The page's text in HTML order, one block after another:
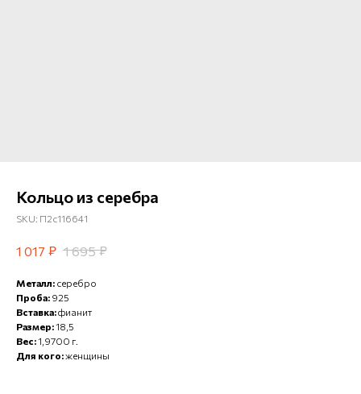
Кольцо из серебра
SKU: П2с116641
1 017 ₽ 1 695 ₽
Металл: серебро
Проба: 925
Вставка:фианит
Размер:18,5
Вес:1,9700 г.
Для кого:женщины